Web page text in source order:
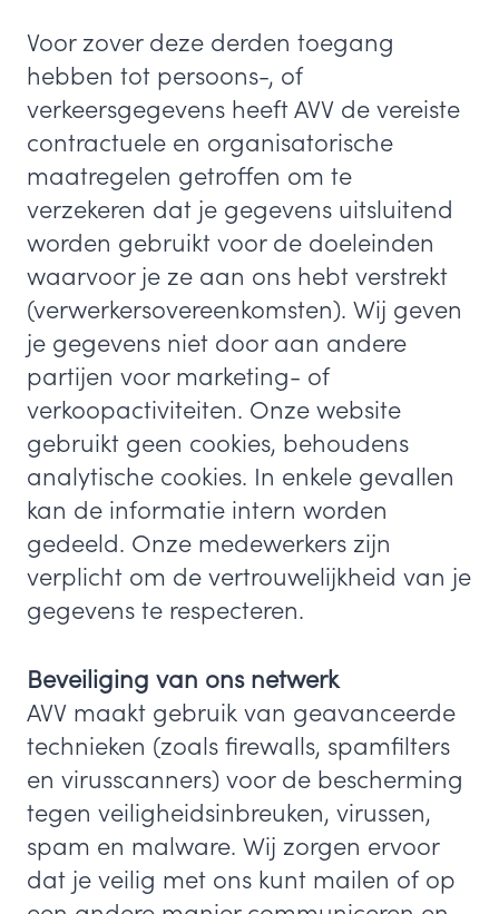
Voor zover deze derden toegang
hebben tot persoons-, of
verkeersgegevens heeft AVV de vereiste
contractuele en organisatorische
maatregelen getroffen om te
verzekeren dat je gegevens uitsluitend
worden gebruikt voor de doeleinden
waarvoor je ze aan ons hebt verstrekt
(verwerkersovereenkomsten). Wij geven
je gegevens niet door aan andere
partijen voor marketing- of
verkoopactiviteiten. Onze website
gebruikt geen cookies, behoudens
analytische cookies. In enkele gevallen
kan de informatie intern worden
gedeeld. Onze medewerkers zijn
verplicht om de vertrouwelijkheid van je
gegevens te respecteren.
Beveiliging van ons netwerk
AVV maakt gebruik van geavanceerde
technieken (zoals firewalls, spamfilters
en virusscanners) voor de bescherming
tegen veiligheidsinbreuken, virussen,
spam en malware. Wij zorgen ervoor
dat je veilig met ons kunt mailen of op